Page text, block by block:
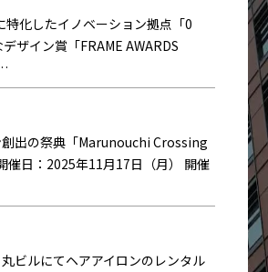
化したイノベーション拠点「0
ザイン賞「FRAME AWARDS
出の祭典「Marunouchi Crossing
催日：2025年11月17日（月） 開催
丸ビルにてヘアアイロンのレンタル